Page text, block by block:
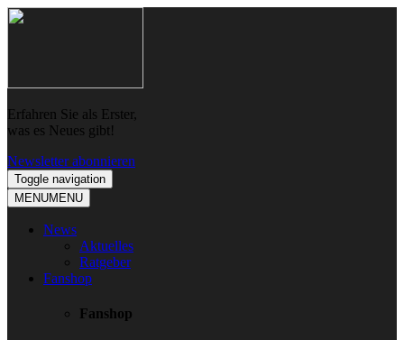
Skip
Skip
Erfahren Sie als Erster,
was es Neues gibt!
Newsletter abonnieren
Toggle navigation
MENUMENU
News
Aktuelles
Ratgeber
Fanshop
Fanshop